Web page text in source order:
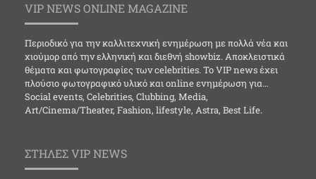
VIP NEWS ONLINE MAGAZINE
Περιοδικό για την καλλιτεχνική ενημέρωση με πολλά νέα και
χιούμορ από την ελληνική και διεθνή showbiz. Αποκλειστικά
θέματα και φωτογραφίες των celebrities. Το VIP news έχει
πλούσιο φωτογραφικό υλικό και online ενημέρωση για…
Social events, Celebrities, Clubbing, Media,
Art/Cinema/Theater, Fashion, lifestyle, Astra, Best Life.
ΣΤΗΛΕΣ VIP NEWS